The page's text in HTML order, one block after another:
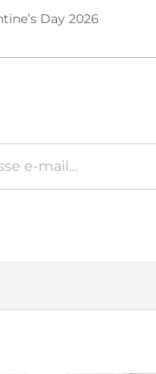
Day 2026